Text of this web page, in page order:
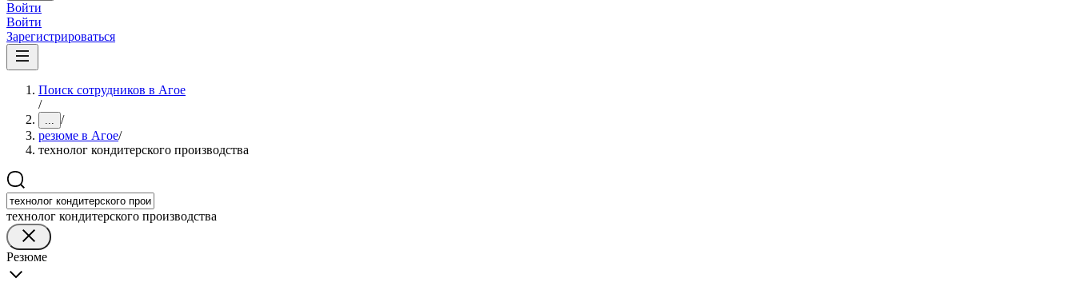
Войти
Войти
Зарегистрироваться
Поиск сотрудников в Агое
/
... /
резюме в Агое/
технолог кондитерского производства
технолог кондитерского производства
Резюме